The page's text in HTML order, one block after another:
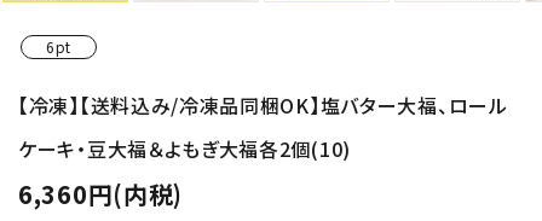
6pt
【冷凍】【送料込み/冷凍品同梱OK】塩バター大福、ロール
ケーキ・豆大福＆よもぎ大福各2個(10)
6,360円(内税)